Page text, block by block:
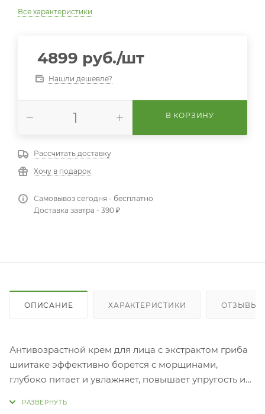
Все характеристики
4899 руб./шт
Нашли дешевле?
В КОРЗИНУ
Рассчитать доставку
Хочу в подарок
Самовывоз сегодня - бесплатно
Доставка завтра - 390 ₽
ОПИСАНИЕ ХАРАКТЕРИСТИКИ ОТЗЫВЫ
Антивозрастной крем для лица с экстрактом гриба
шиитаке эффективно борется с морщинами,
глубоко питает и увлажняет, повышает упругость и